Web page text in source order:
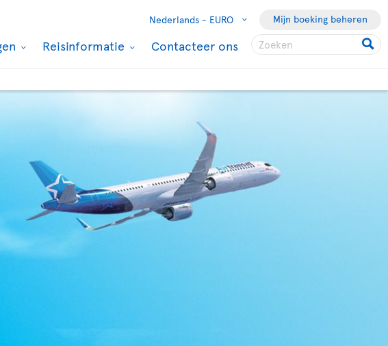
Nederlands - EURO Mijn boeking beheren
Reisinformatie Contacteer ons